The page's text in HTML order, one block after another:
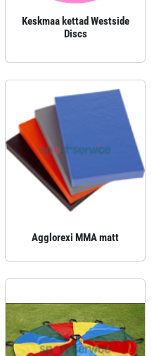
Keskmaa kettad Westside
Discs
Agglorexi MMA matt